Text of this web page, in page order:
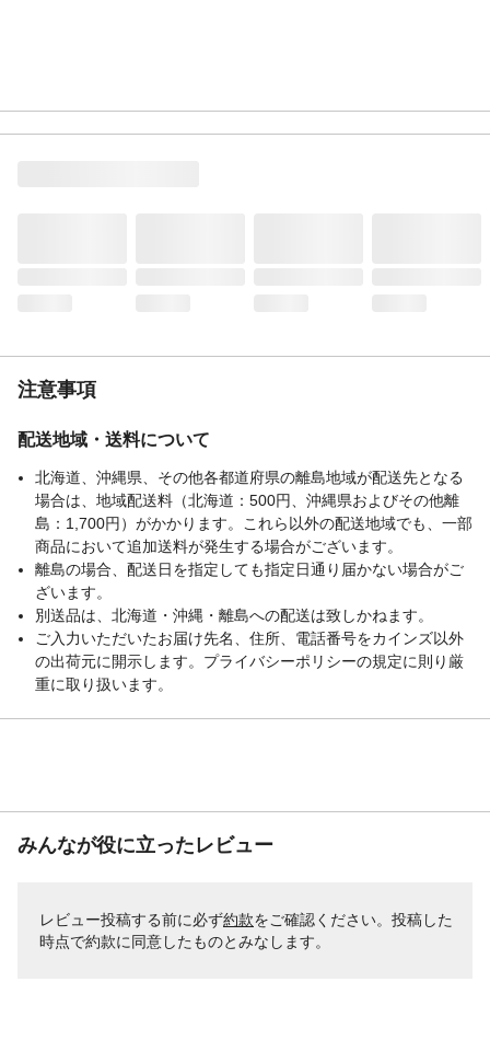
注意事項
配送地域・送料について
北海道、沖縄県、その他各都道府県の離島地域が配送先となる
場合は、地域配送料（北海道：500円、沖縄県およびその他離
島：1,700円）がかかります。これら以外の配送地域でも、一部
商品において追加送料が発生する場合がございます。
離島の場合、配送日を指定しても指定日通り届かない場合がご
ざいます。
別送品は、北海道・沖縄・離島への配送は致しかねます。
ご入力いただいたお届け先名、住所、電話番号をカインズ以外
の出荷元に開示します。プライバシーポリシーの規定に則り厳
重に取り扱います。
みんなが役に立ったレビュー
レビュー投稿する前に必ず約款をご確認ください。投稿した
時点で約款に同意したものとみなします。